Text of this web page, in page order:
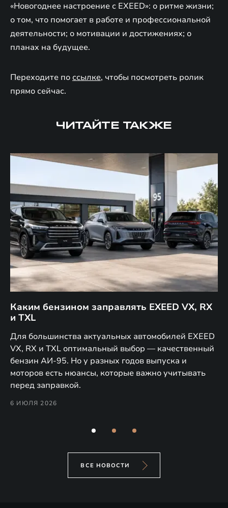
«Новогоднее настроение с EXEED»: о ритме жизни;
о том, что помогает в работе и профессиональной
деятельности; о мотивации и достижениях; о
планах на будущее.
Переходите по ссылке, чтобы посмотреть ролик
прямо сейчас.
ЧИТАЙТЕ ТАКЖЕ
Каким бензином заправлять EXEED VX, RX
и TXL
Для большинства актуальных автомобилей EXEED
VX, RX и TXL оптимальный выбор — качественный
бензин АИ-95. Но у разных годов выпуска и
моторов есть нюансы, которые важно учитывать
перед заправкой.
6 ИЮЛЯ 2026
ВСЕ НОВОСТИ